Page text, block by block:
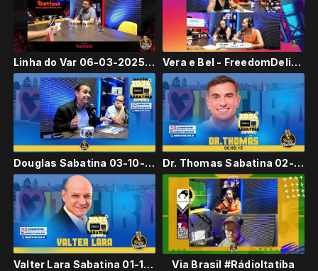
Linha do Var 06-03-2025 #RádioItatiba Vera e Bel - FreedomDelivery - Elas no Comando #RádioItatiba
Douglas Sabatina 03-10-2024 #RádioItatiba Dr. Thomas Sabatina 02-10-2024 #RádioItatiba
Valter Lara Sabatina 01-10-2024 #RádioItatiba Via Brasil #RádioItatiba